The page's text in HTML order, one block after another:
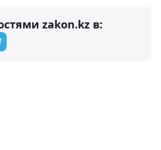
zakon.kz в: